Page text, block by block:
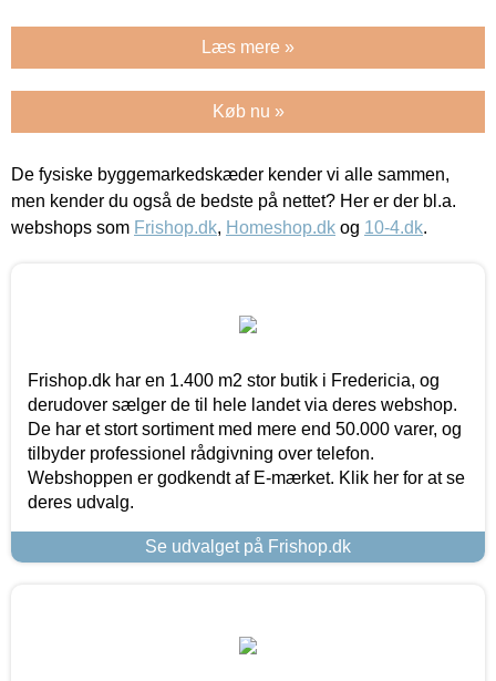
Læs mere »
Køb nu »
De fysiske byggemarkedskæder kender vi alle sammen,
men kender du også de bedste på nettet? Her er der bl.a.
webshops som Frishop.dk, Homeshop.dk og 10-4.dk.
Frishop.dk har en 1.400 m2 stor butik i Fredericia, og
derudover sælger de til hele landet via deres webshop.
De har et stort sortiment med mere end 50.000 varer, og
tilbyder professionel rådgivning over telefon.
Webshoppen er godkendt af E-mærket. Klik her for at se
deres udvalg.
Se udvalget på Frishop.dk